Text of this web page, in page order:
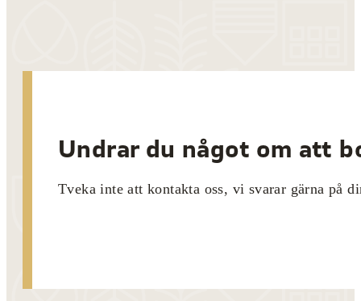
Undrar du något om att
Tveka inte att kontakta oss, vi svarar gärna på